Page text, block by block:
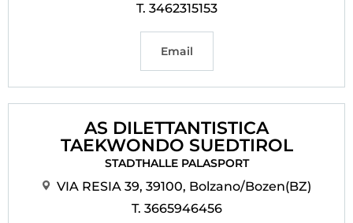
T. 3462315153
Email
AS DILETTANTISTICA
TAEKWONDO SUEDTIROL
STADTHALLE PALASPORT
VIA RESIA 39, 39100, Bolzano/Bozen(BZ)
T. 3665946456